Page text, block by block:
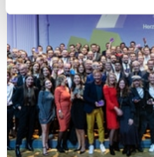
bestimmten Merkmalen
Erfahren Sie mehr darüber,
verarbeitet werden, und
Abschnitt Einzelheiten
Wir verwenden Cookies,
personalisieren, Funktionen
zu können und die Zugriffe